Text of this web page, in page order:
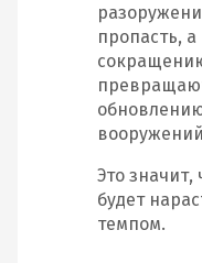
пропасть,
Это значит,
будет
темпом.